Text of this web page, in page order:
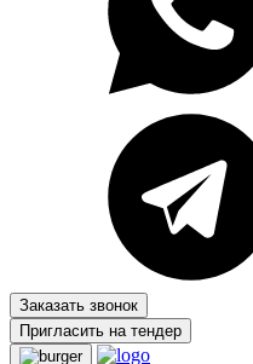
Заказать звонок
Пригласить на тендер